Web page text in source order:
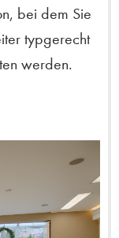
bei dem Sie
typgerecht
werden.